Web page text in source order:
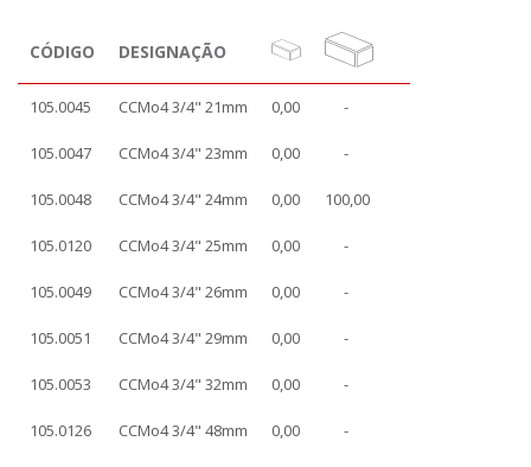
CÓDIGO DESIGNAÇÃO
105.0045 CCMo4 3/4" 21mm 0,00 -
105.0047 CCMo4 3/4" 23mm 0,00 -
105.0048 CCMo4 3/4" 24mm 0,00 100,00
105.0120 CCMo4 3/4" 25mm 0,00 -
105.0049 CCMo4 3/4" 26mm 0,00 -
105.0051 CCMo4 3/4" 29mm 0,00 -
105.0053 CCMo4 3/4" 32mm 0,00 -
105.0126 CCMo4 3/4" 48mm 0,00 -